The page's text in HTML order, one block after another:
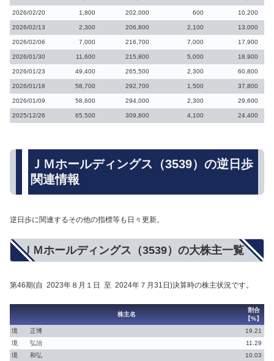
2026/02/20 1,800 202,000 600 10,200
2026/02/13 2,300 206,800 2,100 13,000
2026/02/06 7,000 216,700 7,000 17,900
2026/01/30 11,600 215,800 5,000 18,900
2026/01/23 49,400 265,500 2,300 60,800
2026/01/16 58,700 292,700 1,500 37,800
2026/01/09 58,600 294,000 2,300 29,600
2025/12/26 65,500 309,800 4,100 24,400
ＪＭホールディングス（3539）の逆日歩
関連情報
逆日歩に関連するその他の指標等も日々更新。
ＪＭホールディングス（3539）の大株主一覧
第46期(自 2023年８月１日 至 2024年７月31日)決算時の株主状況です。
株主名
割合
【%】
境 正博
19.21
境 弘治
11.29
境 和弘
10.03